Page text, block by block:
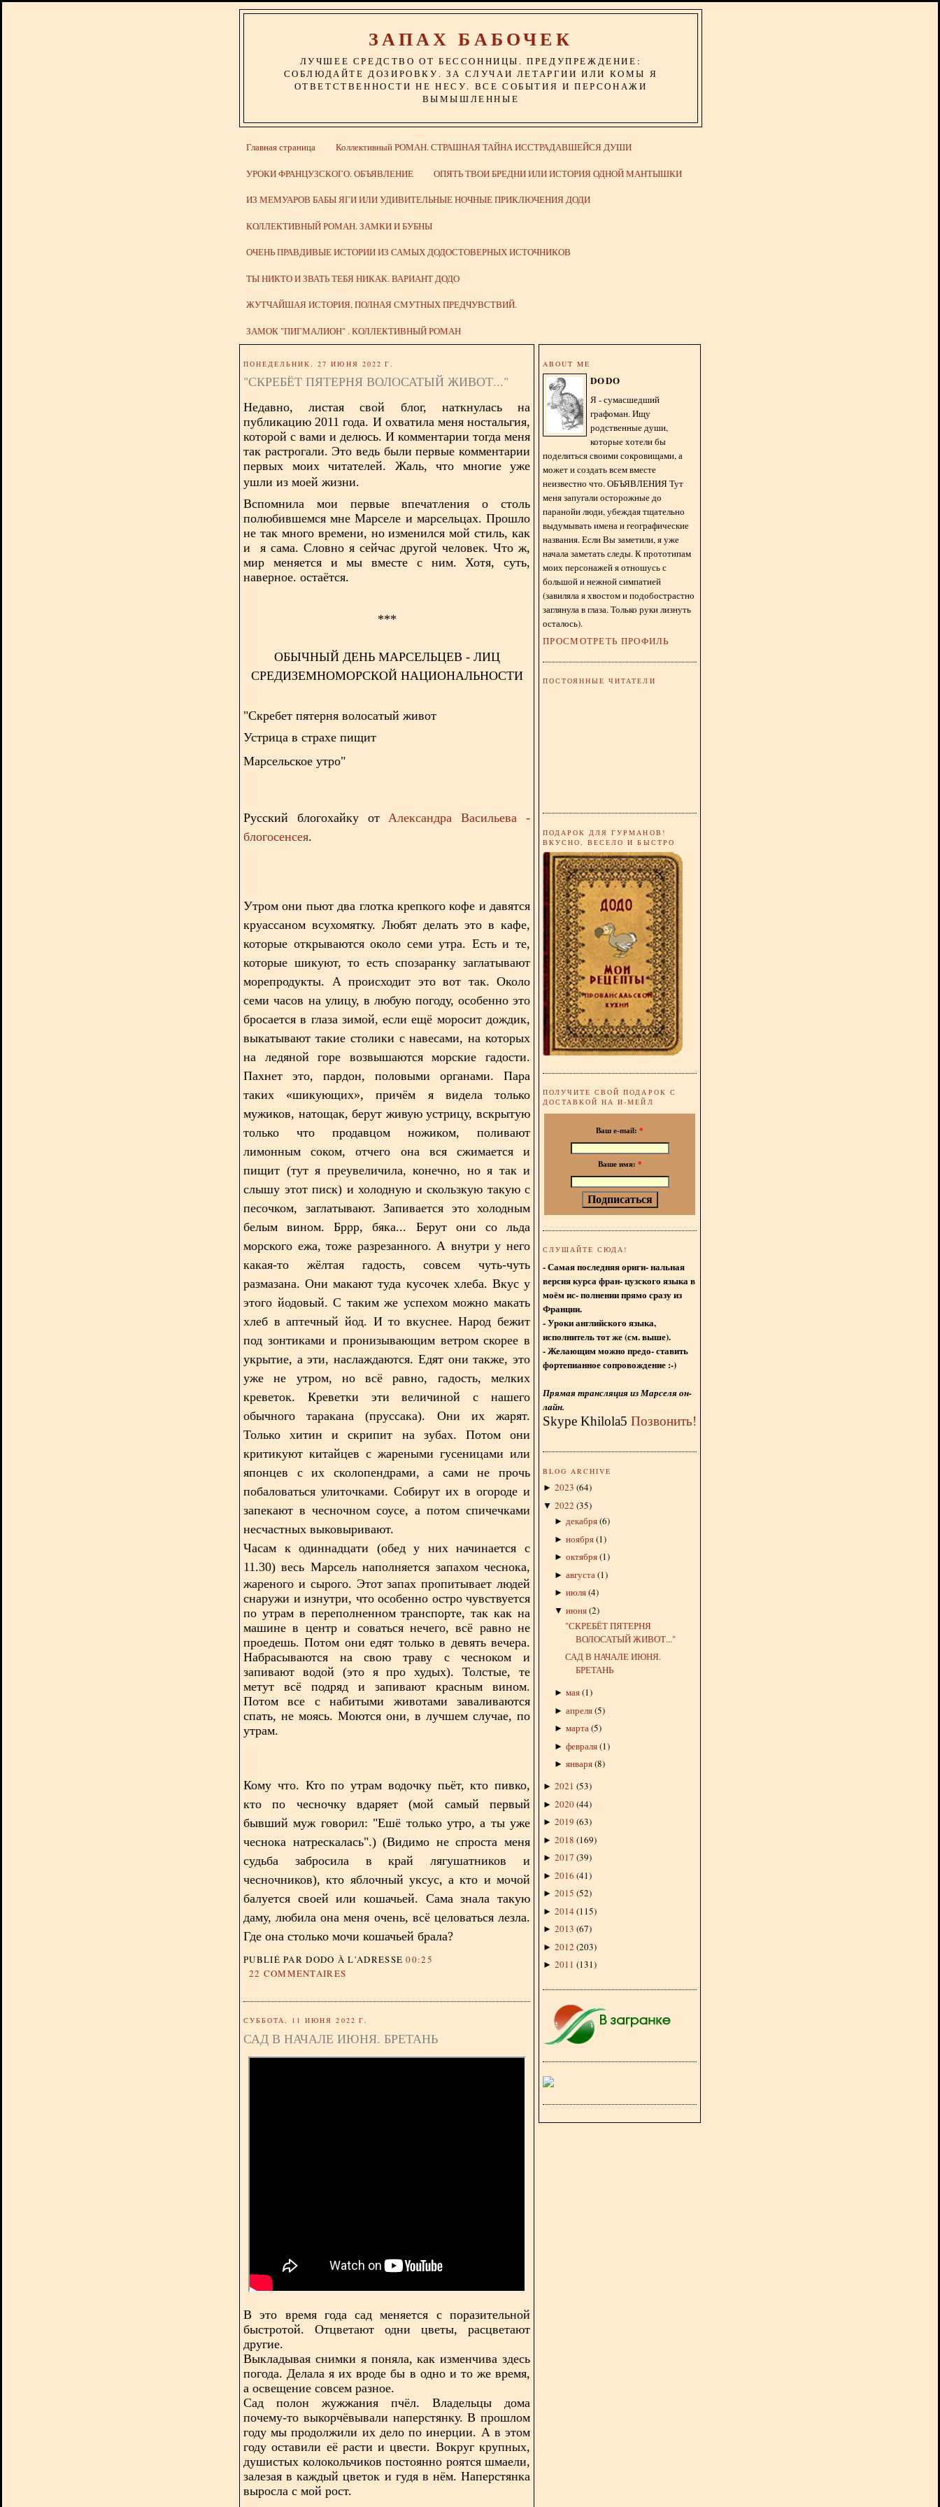
ЗАПАХ БАБОЧЕК
ЛУЧШЕЕ СРЕДСТВО ОТ БЕССОННИЦЫ. ПРЕДУПРЕЖДЕНИЕ:
СОБЛЮДАЙТЕ ДОЗИРОВКУ. ЗА СЛУЧАИ ЛЕТАРГИИ ИЛИ КОМЫ Я
ОТВЕТСТВЕННОСТИ НЕ НЕСУ. ВСЕ СОБЫТИЯ И ПЕРСОНАЖИ
ВЫМЫШЛЕННЫЕ
Главная страница Коллективный РОМАН. СТРАШНАЯ ТАЙНА ИССТРАДАВШЕЙСЯ ДУШИ
УРОКИ ФРАНЦУЗСКОГО. ОБЪЯВЛЕНИЕ ОПЯТЬ ТВОИ БРЕДНИ ИЛИ ИСТОРИЯ ОДНОЙ МАНТЫШКИ
ИЗ МЕМУАРОВ БАБЫ ЯГИ ИЛИ УДИВИТЕЛЬНЫЕ НОЧНЫЕ ПРИКЛЮЧЕНИЯ ДОДИ
КОЛЛЕКТИВНЫЙ РОМАН. ЗАМКИ И БУБНЫ
ОЧЕНЬ ПРАВДИВЫЕ ИСТОРИИ ИЗ САМЫХ ДОДОСТОВЕРНЫХ ИСТОЧНИКОВ
ТЫ НИКТО И ЗВАТЬ ТЕБЯ НИКАК. ВАРИАНТ ДОДО
ЖУТЧАЙШАЯ ИСТОРИЯ, ПОЛНАЯ СМУТНЫХ ПРЕДЧУВСТВИЙ.
ЗАМОК "ПИГМАЛИОН" . КОЛЛЕКТИВНЫЙ РОМАН
ПОНЕДЕЛЬНИК, 27 ИЮНЯ 2022 Г.
"СКРЕБЁТ ПЯТЕРНЯ ВОЛОСАТЫЙ ЖИВОТ..."
Недавно, листая свой блог, наткнулась на
публикацию 2011 года. И охватила меня ностальгия,
которой с вами и делюсь. И комментарии тогда меня
так растрогали. Это ведь были первые комментарии
первых моих читателей. Жаль, что многие уже
ушли из моей жизни.
Вспомнила мои первые впечатления о столь
полюбившемся мне Марселе и марсельцах. Прошло
не так много времени, но изменился мой стиль, как
и я сама. Словно я сейчас другой человек. Что ж,
мир меняется и мы вместе с ним. Хотя, суть,
наверное. остаётся.
***
ОБЫЧНЫЙ ДЕНЬ МАРСЕЛЬЦЕВ - ЛИЦ
СРЕДИЗЕМНОМОРСКОЙ НАЦИОНАЛЬНОСТИ
"Скребет пятерня волосатый живот
Устрица в страхе пищит
Марсельское утро"
Русский блогохайку от Александра Васильева -
блогосенсея.
Утром они пьют два глотка крепкого кофе и давятся
круассаном всухомятку. Любят делать это в кафе,
которые открываются около семи утра. Есть и те,
которые шикуют, то есть спозаранку заглатывают
морепродукты. А происходит это вот так. Около
семи часов на улицу, в любую погоду, особенно это
бросается в глаза зимой, если ещё моросит дождик,
выкатывают такие столики с навесами, на которых
на ледяной горе возвышаются морские гадости.
Пахнет это, пардон, половыми органами. Пара
таких «шикующих», причём я видела только
мужиков, натощак, берут живую устрицу, вскрытую
только что продавцом ножиком, поливают
лимонным соком, отчего она вся сжимается и
пищит (тут я преувеличила, конечно, но я так и
слышу этот писк) и холодную и скользкую такую с
песочком, заглатывают. Запивается это холодным
белым вином. Бррр, бяка... Берут они со льда
морского ежа, тоже разрезанного. А внутри у него
какая-то жёлтая гадость, совсем чуть-чуть
размазана. Они макают туда кусочек хлеба. Вкус у
этого йодовый. С таким же успехом можно макать
хлеб в аптечный йод. И то вкуснее. Народ бежит
под зонтиками и пронизывающим ветром скорее в
укрытие, а эти, наслаждаются. Едят они также, это
уже не утром, но всё равно, гадость, мелких
креветок. Креветки эти величиной с нашего
обычного таракана (пруссака). Они их жарят.
Только хитин и скрипит на зубах. Потом они
критикуют китайцев с жареными гусеницами или
японцев с их сколопендрами, а сами не прочь
побаловаться улиточками. Собирут их в огороде и
запекают в чесночном соусе, а потом спичечками
несчастных выковыривают.
Часам к одиннадцати (обед у них начинается с
11.30) весь Марсель наполняется запахом чеснока,
жареного и сырого. Этот запах пропитывает людей
снаружи и изнутри, что особенно остро чувствуется
по утрам в переполненном транспорте, так как на
машине в центр и соваться нечего, всё равно не
проедешь. Потом они едят только в девять вечера.
Набрасываются на свою траву с чесноком и
запивают водой (это я про худых). Толстые, те
метут всё подряд и запивают красным вином.
Потом все с набитыми животами заваливаются
спать, не моясь. Моются они, в лучшем случае, по
утрам.
Кому что. Кто по утрам водочку пьёт, кто пивко,
кто по чесночку вдаряет (мой самый первый
бывший муж говорил: "Ешё только утро, а ты уже
чеснока натрескалась".) (Видимо не спроста меня
судьба забросила в край лягушатников и
чесночников), кто яблочный уксус, а кто и мочой
балуется своей или кошачьей. Cама знала такую
даму, любила она меня очень, всё целоваться лезла.
Где она столько мочи кошачьей брала?
PUBLIÉ PAR DODO À L'ADRESSE00:25
22 COMMENTAIRES
СУББОТА, 11 ИЮНЯ 2022 Г.
САД В НАЧАЛЕ ИЮНЯ. БРЕТАНЬ
В это время года сад меняется с поразительной
быстротой. Отцветают одни цветы, расцветают
другие.
Выкладывая снимки я поняла, как изменчива здесь
погода. Делала я их вроде бы в одно и то же время,
а освещение совсем разное.
Сад полон жужжания пчёл. Владельцы дома
почему-то выкорчёвывали наперстянку. В прошлом
году мы продолжили их дело по инерции. А в этом
году оставили её расти и цвести. Вокруг крупных,
душистых колокольчиков постоянно роятся шмаели,
залезая в каждый цветок и гудя в нём. Наперстянка
выросла с мой рост.
ABOUT ME
DODO
Я - сумасшедший
графоман. Ищу
родственные души,
которые хотели бы
поделиться своими сокровищами, а
может и создать всем вместе
неизвестно что. ОБЪЯВЛЕНИЯ Тут
меня запугали осторожные до
паранойи люди, убеждая тщательно
выдумывать имена и географические
названия. Если Вы заметили, я уже
начала заметать следы. К прототипам
моих персонажей я отношусь с
большой и нежной симпатией
(завиляла я хвостом и подобострастно
заглянула в глаза. Только руки лизнуть
осталось).
ПРОСМОТРЕТЬ ПРОФИЛЬ
ПОСТОЯННЫЕ ЧИТАТЕЛИ
ПОДАРОК ДЛЯ ГУРМАНОВ!
ВКУСНО, ВЕСЕЛО И БЫСТРО
ПОЛУЧИТЕ СВОЙ ПОДАРОК С
ДОСТАВКОЙ НА И-МЕЙЛ
Ваш e-mail: *
Ваше имя: *
СЛУШАЙТЕ СЮДА!
- Самая последняя ориги- нальная
версия курса фран- цузского языка в
моём ис- полнении прямо сразу из
Франции.
- Уроки английского языка,
исполнитель тот же (см. выше).
- Желающим можно предо- ставить
фортепианное сопровождение :-)
Прямая трансляция из Марселя он-
лайн.
Skype Khilola5 Позвонить!
BLOG ARCHIVE
► 2023 (64)
▼ 2022 (35)
► декабря(6)
► ноября(1)
► октября(1)
► августа (1)
► июля(4)
▼ июня(2)
"СКРЕБЁТ ПЯТЕРНЯ
ВОЛОСАТЫЙ ЖИВОТ..."
САД В НАЧАЛЕ ИЮНЯ.
БРЕТАНЬ
► мая(1)
► апреля(5)
► марта(5)
► февраля(1)
► января(8)
► 2021 (53)
► 2020(44)
► 2019 (63)
► 2018 (169)
► 2017 (39)
► 2016 (41)
► 2015 (52)
► 2014 (115)
► 2013 (67)
► 2012 (203)
► 2011 (131)